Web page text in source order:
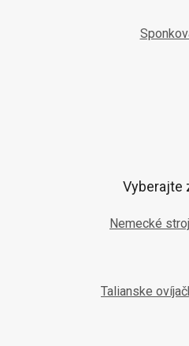
Vyberajte
Nemecké
Talianske